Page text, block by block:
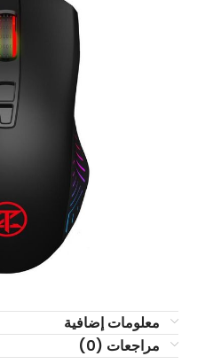
معلومات إضافية
مراجعات (0)